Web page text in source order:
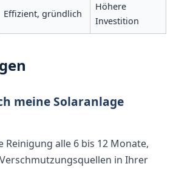
Effizient, gründlich
Höhere
Investition
meine Solaranlage
Reinigung alle 6 bis 12 Monate,
in Ihrer